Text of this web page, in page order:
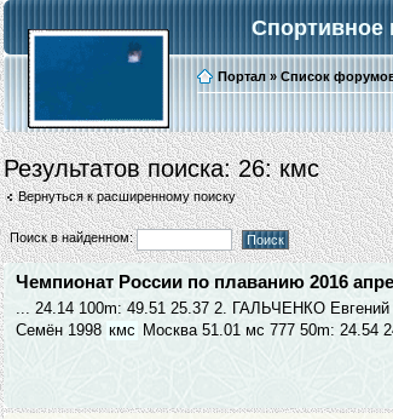
Спортивное
Портал » Список
Результатов поиска: 26:кмс
Вернуться к расширенному поиску
Поиск в найденном:
Чемпионат России по плаванию 2016
... 24.14 100m: 49.51 25.37 2. ГАЛЬЧЕНКО
Семён 1998 кмс Москва 51.01 мс 777 50m: 24.54